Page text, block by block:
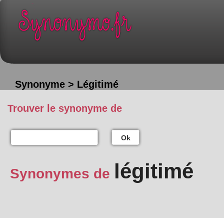
Synonyme > Légitimé
Trouver le synonyme de
Ok
Synonymes de légitimé